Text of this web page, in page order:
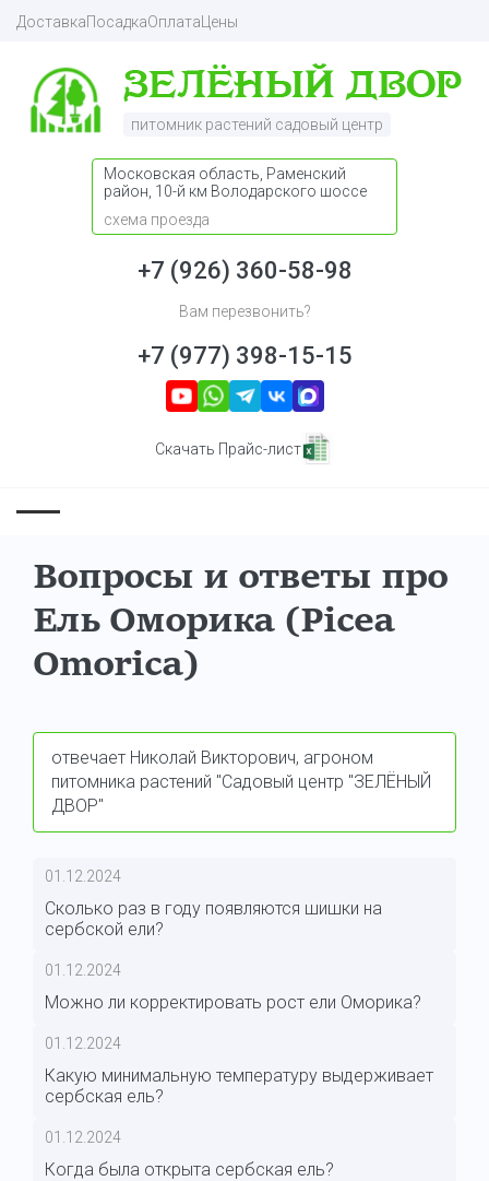
ДоставкаПосадкаОплата Цены
питомник растений садовый центр
Московская область, Раменский
район, 10-й км Володарского шоссе
схема проезда
+7 (926) 360-58-98
Вам перезвонить?
+7 (977) 398-15-15
Скачать Прайс-лист
Вопросы и ответы про
Ель Оморика (Picea
Omorica)
отвечает Николай Викторович, агроном
питомника растений "Садовый центр "ЗЕЛЁНЫЙ
ДВОР"
01.12.2024
Сколько раз в году появляются шишки на
сербской ели?
01.12.2024
Можно ли корректировать рост ели Оморика?
01.12.2024
Какую минимальную температуру выдерживает
сербская ель?
01.12.2024
Когда была открыта сербская ель?